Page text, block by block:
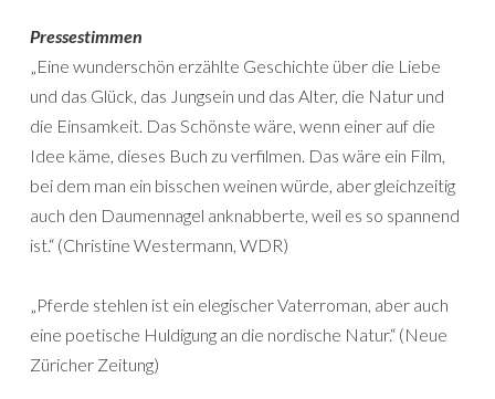
Pressestimmen
„Eine wunderschön erzählte Geschichte über die Liebe
und das Glück, das Jungsein und das Alter, die Natur und
die Einsamkeit. Das Schönste wäre, wenn einer auf die
Idee käme, dieses Buch zu verfilmen. Das wäre ein Film,
bei dem man ein bisschen weinen würde, aber gleichzeitig
auch den Daumennagel anknabberte, weil es so spannend
ist.“ (Christine Westermann, WDR)
„Pferde stehlen ist ein elegischer Vaterroman, aber auch
eine poetische Huldigung an die nordische Natur.“ (Neue
Züricher Zeitung)